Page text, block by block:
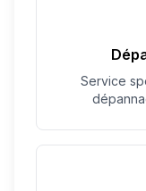
Service